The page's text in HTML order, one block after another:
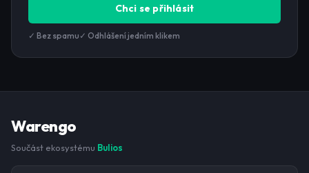
Chci se přihlásit
✓ Bez spamu ✓ Odhlášení jedním klikem
Warengo
Součást ekosystému Bulios